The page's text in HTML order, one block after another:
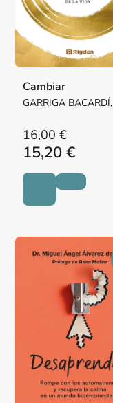
Cambiar
GARRIGA BACARDÍ,
16,00 €
15,20 €